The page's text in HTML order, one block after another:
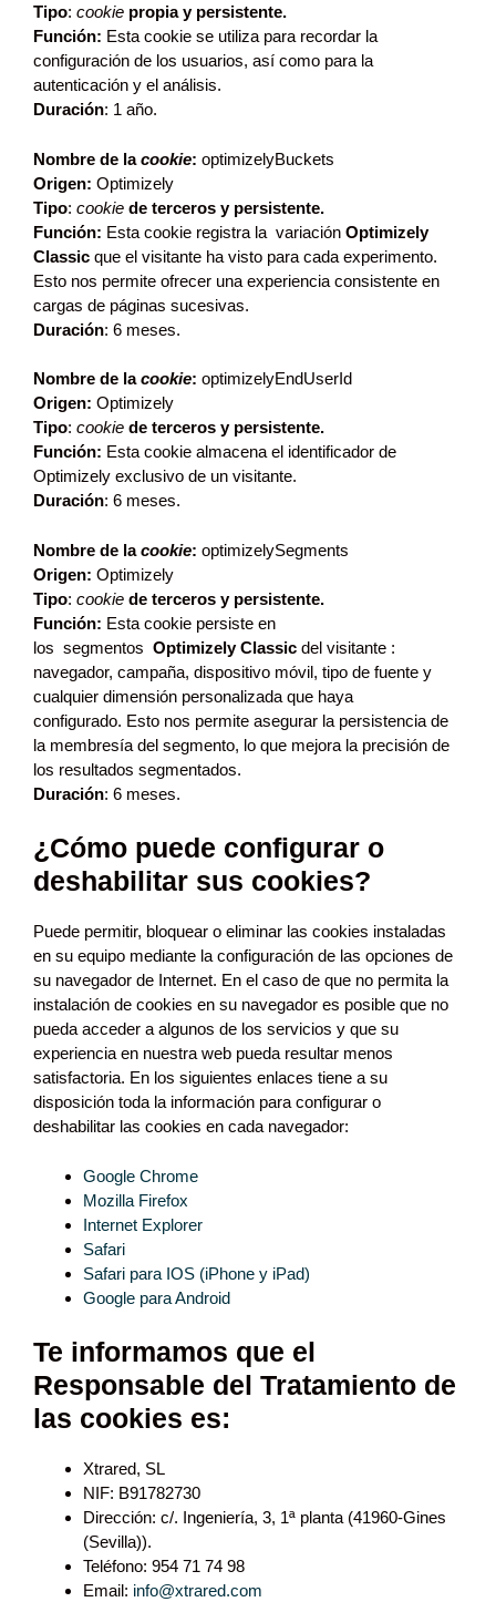
Tipo: cookie propia y persistente.
Función: Esta cookie se utiliza para recordar la
configuración de los usuarios, así como para la
autenticación y el análisis.
Duración: 1 año.
Nombre de lacookie: optimizelyBuckets
Origen: Optimizely
Tipo: cookie de terceros y persistente.
Función: Esta cookie registra la variación Optimizely
Classic que el visitante ha visto para cada experimento.
Esto nos permite ofrecer una experiencia consistente en
cargas de páginas sucesivas.
Duración: 6 meses.
Nombre de lacookie: optimizelyEndUserId
Origen: Optimizely
Tipo: cookie de terceros y persistente.
Función: Esta cookie almacena el identificador de
Optimizely exclusivo de un visitante.
Duración: 6 meses.
Nombre de lacookie: optimizelySegments
Origen: Optimizely
Tipo: cookie de terceros y persistente.
Función: Esta cookie persiste en
los segmentos Optimizely Classic del visitante :
navegador, campaña, dispositivo móvil, tipo de fuente y
cualquier dimensión personalizada que haya
configurado. Esto nos permite asegurar la persistencia de
la membresía del segmento, lo que mejora la precisión de
los resultados segmentados.
Duración: 6 meses.
¿Cómo puede configurar o
deshabilitar sus cookies?
Puede permitir, bloquear o eliminar las cookies instaladas
en su equipo mediante la configuración de las opciones de
su navegador de Internet. En el caso de que no permita la
instalación de cookies en su navegador es posible que no
pueda acceder a algunos de los servicios y que su
experiencia en nuestra web pueda resultar menos
satisfactoria. En los siguientes enlaces tiene a su
disposición toda la información para configurar o
deshabilitar las cookies en cada navegador:
Google Chrome
Mozilla Firefox
Internet Explorer
Safari
Safari para IOS (iPhone y iPad)
Google para Android
Te informamos que el
Responsable del Tratamiento de
las cookies es:
Xtrared, SL
NIF: B91782730
Dirección: c/. Ingeniería, 3, 1ª planta (41960-Gines
(Sevilla)).
Teléfono: 954 71 74 98
Email: info@xtrared.com